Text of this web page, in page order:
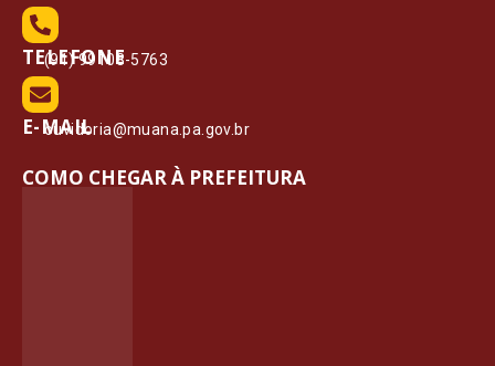
TELEFONE
(91) 99108-5763
E-MAIL
ouvidoria@muana.pa.gov.br
COMO CHEGAR À PREFEITURA